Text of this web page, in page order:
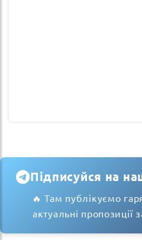
Підписуйся на
🔥 Там публікуємо
актуальні